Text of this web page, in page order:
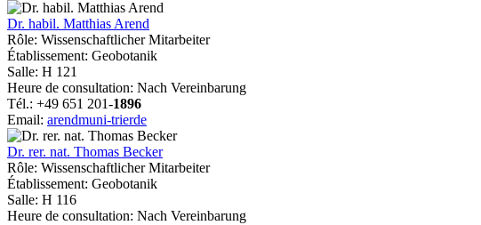
Dr. habil. Matthias Arend
Rôle: Wissenschaftlicher Mitarbeiter
Établissement: Geobotanik
Salle: H 121
Heure de consultation: Nach Vereinbarung
Tél.: +49 651 201-1896
Email: arendmuni-trierde
Dr. rer. nat. Thomas Becker
Rôle: Wissenschaftlicher Mitarbeiter
Établissement: Geobotanik
Salle: H 116
Heure de consultation: Nach Vereinbarung